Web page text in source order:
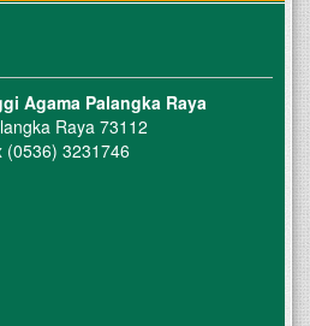
Agama Palangka Raya
Raya 73112
(0536) 3231746